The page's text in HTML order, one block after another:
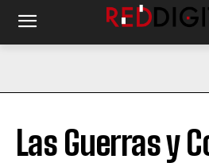
Las Guerras y